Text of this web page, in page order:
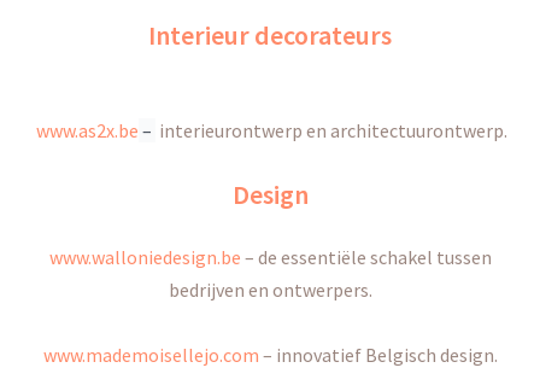
Interieur decorateurs
www.as2x.be – interieurontwerp en architectuurontwerp.
Design
www.walloniedesign.be – de essentiële schakel tussen
bedrijven en ontwerpers.
www.mademoisellejo.com – innovatief Belgisch design.